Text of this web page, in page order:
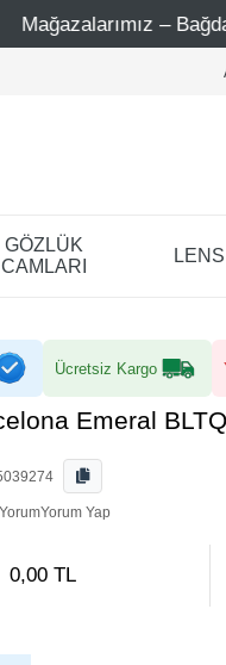
Bağdat Caddesi 1 -
GÖZLÜK
CAMLARI
LENS
Ücretsiz Kargo
Emeral
Yorum Yap
0,00 TL